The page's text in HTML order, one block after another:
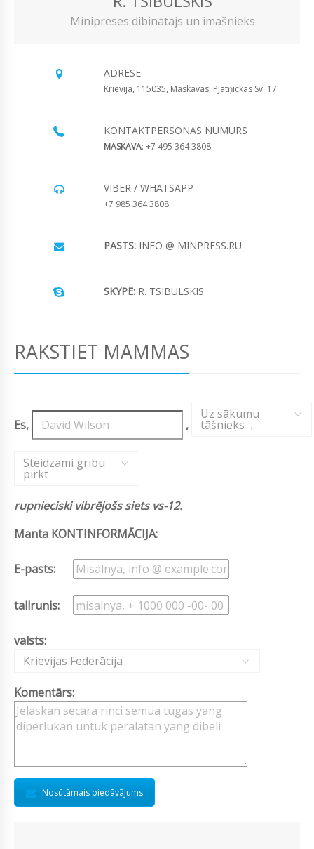
Minipreses dibinātājs un imašnieks
ADRESE
Krievija, 115035, Maskavas, Pjatņickas Sv. 17.
KONTAKTPERSONAS NUMURS
MASKAVA: +7 495 364 3808
VIBER / WHATSAPP
+7 985 364 3808
PASTS: INFO @ MINPRESS.RU
SKYPE: R. TSIBULSKIS
RAKSTIET MAMMAS
Es, ,
Uz sākumu
tāšnieks ,
Steidzami gribu
pirkt
rupnieciski vibrējošs siets vs-12.
Manta KONTINFORMĀCIJA:
E-pasts:
tallrunis:
valsts:
Krievijas Federācija
Komentārs:
Nosūtāmais piedāvājums